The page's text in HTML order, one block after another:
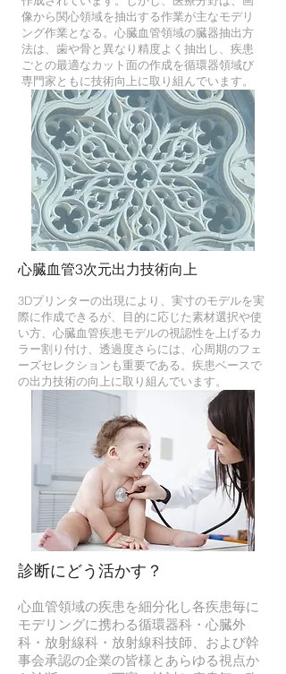
像から関心領域を抽出する作業が主なモデリ
ング作業となる。心臓血管領域の臓器抽出方
法は、歯や骨と異なり精度よく抽出し、疾患
ごとの最適なカット面の作成を循環器領域び
専門家ともに技術向上に取り組んでいます。
心臓血管3次元出力技術向上
3Dプリンターの出現により、実寸のモデルを実
際に作成できるが、目的に応じた素材選択や使
い方、心臓血管疾患モデルの視認性を上げるカ
ラー割り付け、透過度さらには、心周期のフェ
ーズセレクションも重要である。疾患ベースで
の出力技術の向上に取り組んでいます。
診断にどう活かす？
心血管領域の疾患を細分化し各疾患毎に
モデリングに携わる循環器科・心臓外
科・放射線科・放射線科技師、および幹
事会承認の企業の皆様とあらゆる視点か